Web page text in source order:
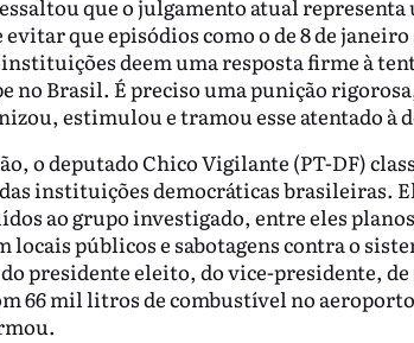
que o julgamento atual
que episódios como o de 8 de
deem uma resposta firme à
no Brasil. É preciso uma punição
estimulou e tramou esse atentado à
o deputado Chico Vigilante (PT-DF)
instituições democráticas brasileiras.
ao grupo investigado, entre eles
locais públicos e sabotagens contra o
presidente eleito, do vice-presidente,
66 mil litros de combustível no